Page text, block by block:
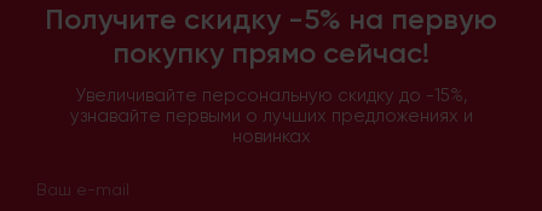
Получите скидку -5% на первую
покупку прямо сейчас!
Увеличивайте персональную скидку до -15%,
узнавайте первыми о лучших предложениях и
новинках